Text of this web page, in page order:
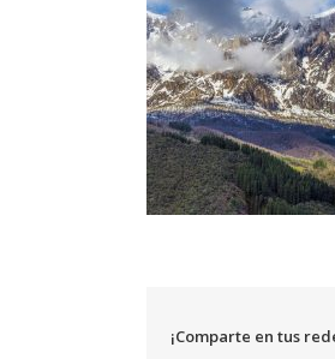
¡Comparte en tus